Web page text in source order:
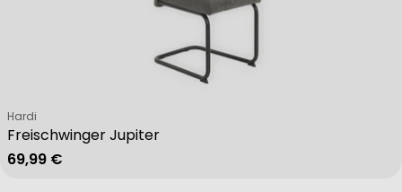
Freischwinger Jupiter
Verkäufer:
Hardi
Regulärer Preis
69,99 €